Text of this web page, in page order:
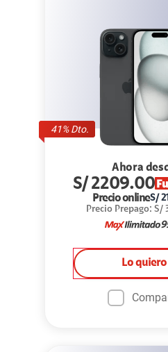
41% Dto.
Ahora
S/ 2209.00
Precio onlineS/
Precio Prepago: S/
Lo quiero